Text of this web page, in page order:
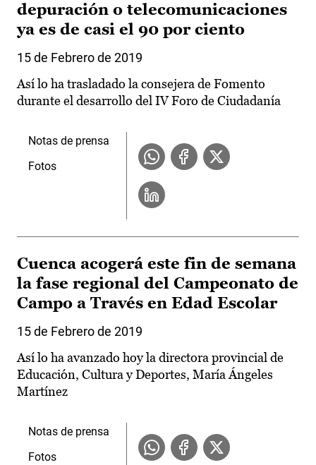
depuración o telecomunicaciones
ya es de casi el 90 por ciento
15 de Febrero de 2019
Así lo ha trasladado la consejera de Fomento
durante el desarrollo del IV Foro de Ciudadanía
Notas de prensa
Fotos
Cuenca acogerá este fin de semana
la fase regional del Campeonato de
Campo a Través en Edad Escolar
15 de Febrero de 2019
Así lo ha avanzado hoy la directora provincial de
Educación, Cultura y Deportes, María Ángeles
Martínez
Notas de prensa
Fotos